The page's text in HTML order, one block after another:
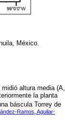
México.
altura media (A,
la planta
báscula Torrey de
Ramos, Aguilar-